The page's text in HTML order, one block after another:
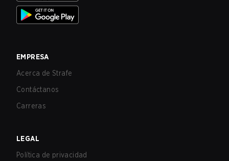
EMPRESA
Acerca de Strafe
Contáctanos
Carreras
LEGAL
Política de privacidad